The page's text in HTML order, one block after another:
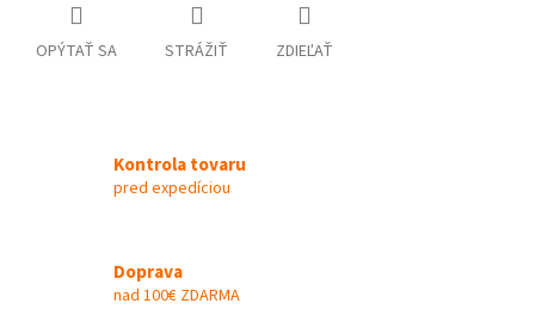
OPÝTAŤ SA STRÁŽIŤ ZDIEĽAŤ
Kontrola tovaru
pred expedíciou
Doprava
nad 100€ ZDARMA